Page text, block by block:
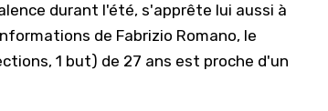
durant l'été, s'apprête lui aussi à
de Fabrizio Romano, le
1 but) de 27 ans est proche d'un